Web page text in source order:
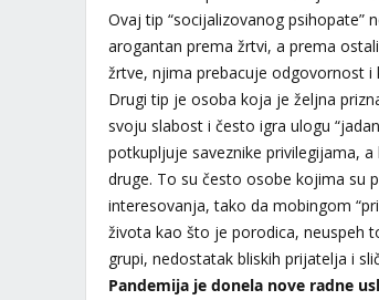
Ovaj tip “socijalizovanog psihopate”
arogantan prema žrtvi, a prema
žrtve, njima prebacuje odgovornost i
Drugi tip je osoba koja je željna
svoju slabost i često igra ulogu
potkupljuje saveznike privilegijama,
druge. To su često osobe kojima su
interesovanja, tako da mobingom
života kao što je porodica, neuspeh
grupi, nedostatak bliskih prijatelja i
Pandemija je donela nove radne